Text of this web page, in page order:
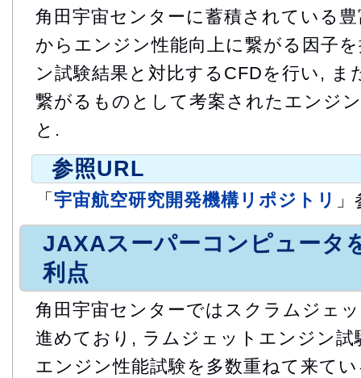
角田宇宙センターに蓄積されている
からエンジン性能向上に繋がる因子
ン試験結果と対比するCFDを行い, ま
繋がるものとして考案されたエンジ
と.
参照URL
「 宇宙航空研究開発機構リポジトリ
JAXAスーパーコンピュータ
利点
角田宇宙センターではスクラムジェ
進めており, ラムジェットエンジン試
エンジン性能試験を多数重ねて来て